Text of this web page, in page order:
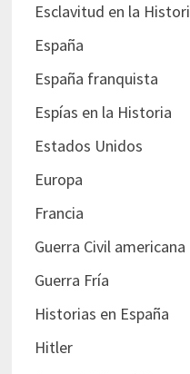
Esclavitud en la
España
España franquista
Espías en la Historia
Estados Unidos
Europa
Francia
Guerra Civil americana
Guerra Fría
Historias en España
Hitler